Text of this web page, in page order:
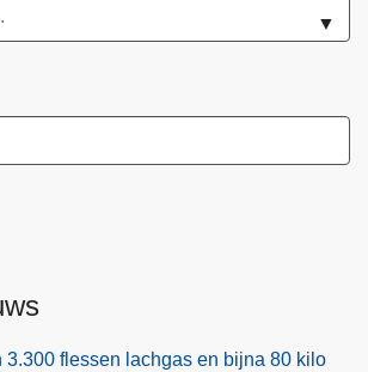
▼
3.300 flessen lachgas en bijna 80 kilo